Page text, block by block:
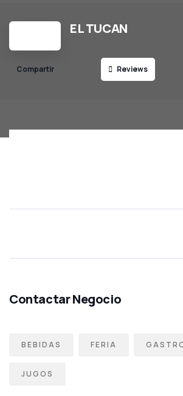
EL TUCAN
Reviews
BEBIDAS FERIA
JUGOS